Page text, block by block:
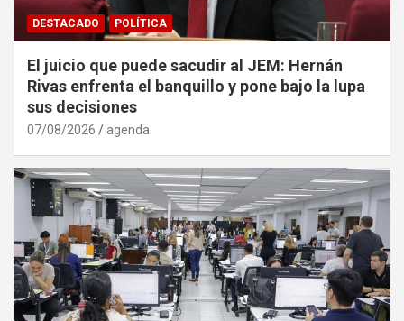
DESTACADO POLÍTICA
El juicio que puede sacudir al JEM: Hernán
Rivas enfrenta el banquillo y pone bajo la lupa
sus decisiones
07/08/2026 agenda